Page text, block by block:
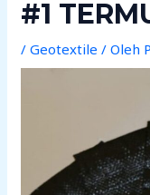
#1
/Geotextile / Oleh